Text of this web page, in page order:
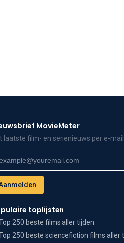
MovieMeter
laatste film- en serienieuws per e-
toplijsten
250 beste films aller tijden
250 beste sciencefiction films aller